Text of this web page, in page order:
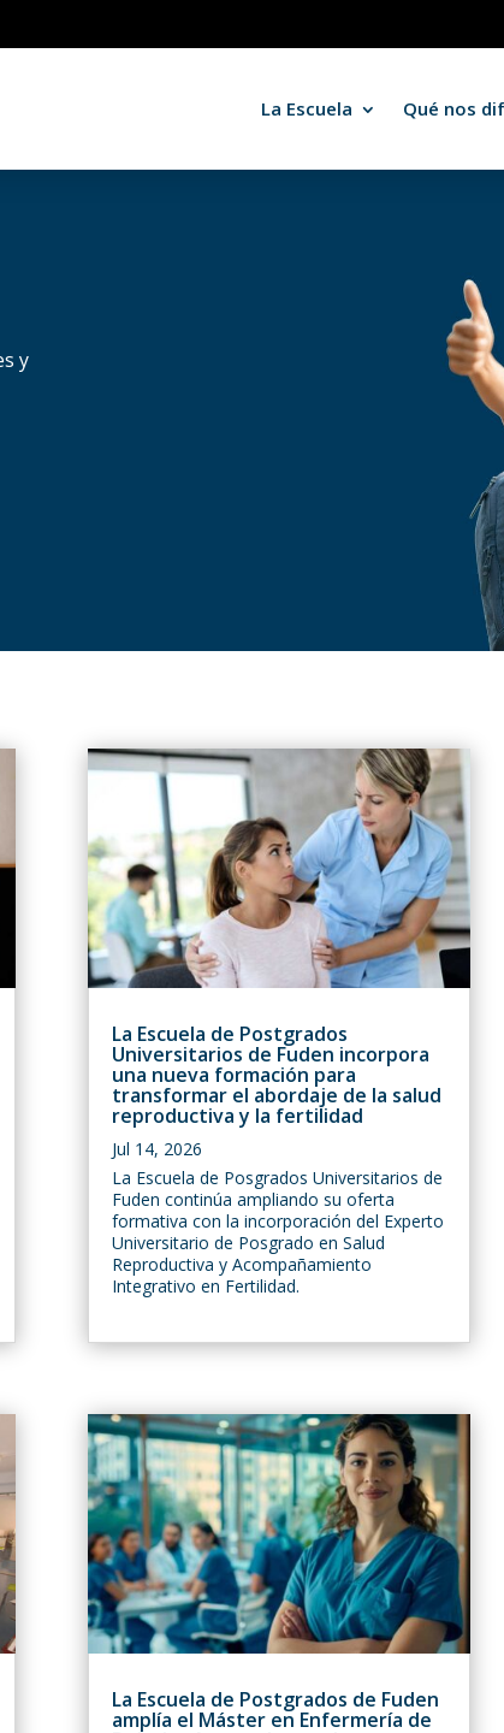
La Escuela Qué nos
y
La Escuela de Postgrados
Universitarios de Fuden incorpora
una nueva formación para
transformar el abordaje de la salud
reproductiva y la fertilidad
Jul 14, 2026
La Escuela de Posgrados Universitarios de
Fuden continúa ampliando su oferta
formativa con la incorporación del Experto
Universitario de Posgrado en Salud
Reproductiva y Acompañamiento
Integrativo en Fertilidad.
La Escuela de Postgrados de Fuden
amplía el Máster en Enfermería de